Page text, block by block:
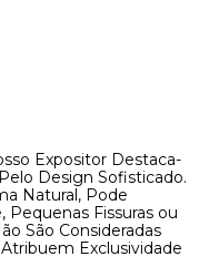
Expositor Destaca-
Design Sofisticado.
Natural, Pode
Pequenas Fissuras ou
São Consideradas
Exclusividade